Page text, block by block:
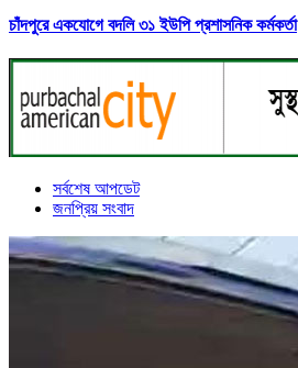
চাঁদপুরে একযোগে বদলি ৩১ ইউপি প্রশাসনিক কর্মকর্তা
সর্বশেষ আপডেট
জনপ্রিয় সংবাদ